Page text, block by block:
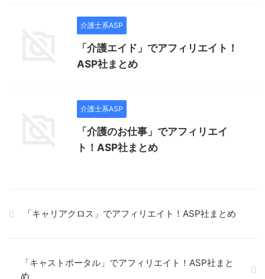
介護士系ASP
「介護エイド」でアフィリエイト！
ASP社まとめ
介護士系ASP
「介護のお仕事」でアフィリエイ
ト！ASP社まとめ
「キャリアクロス」でアフィリエイト！ASP社まとめ
「キャストポータル」でアフィリエイト！ASP社まと
め